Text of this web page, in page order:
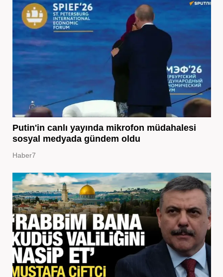
Putin'in canlı yayında mikrofon müdahalesi
sosyal medyada gündem oldu
Haber7